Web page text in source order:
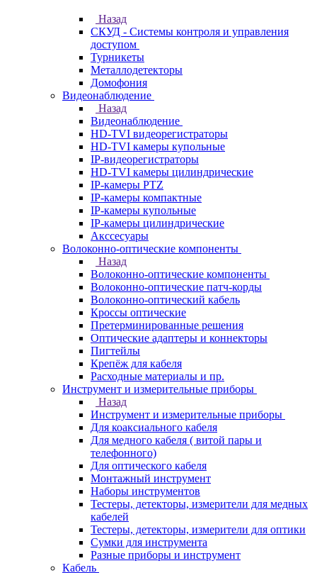
Назад
СКУД - Системы контроля и управления
доступом
Турникеты
Металлодетекторы
Домофония
Видеонаблюдение
Назад
Видеонаблюдение
HD-TVI видеорегистраторы
HD-TVI камеры купольные
IP-видеорегистраторы
HD-TVI камеры цилиндрические
IP-камеры PTZ
IP-камеры компактные
IP-камеры купольные
IP-камеры цилиндрические
Акссесуары
Волоконно-оптические компоненты
Назад
Волоконно-оптические компоненты
Волоконно-оптические патч-корды
Волоконно-оптический кабель
Кроссы оптические
Претерминированные решения
Оптические адаптеры и коннекторы
Пигтейлы
Крепёж для кабеля
Расходные материалы и пр.
Инструмент и измерительные приборы
Назад
Инструмент и измерительные приборы
Для коаксиального кабеля
Для медного кабеля ( витой пары и
телефонного)
Для оптического кабеля
Монтажный инструмент
Наборы инструментов
Тестеры, детекторы, измерители для медных
кабелей
Тестеры, детекторы, измерители для оптики
Сумки для инструмента
Разные приборы и инструмент
Кабель